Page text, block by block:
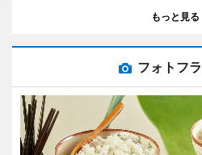
もっと見る
フォトフ